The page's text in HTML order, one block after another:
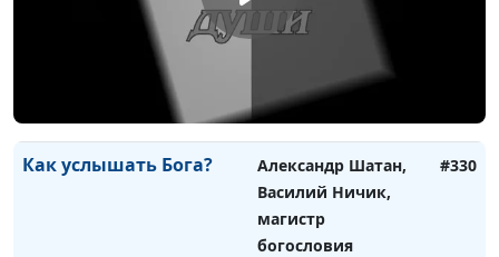
магистр богословия
своеволие человека
Василий Ничик,
магистр богословия
Как услышать Бога?
Александр Шатан,
Василий Ничик,
магистр
богословия
#330